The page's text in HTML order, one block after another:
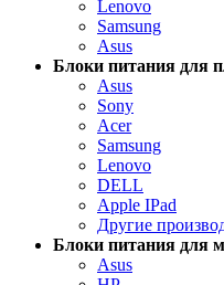
Lenovo
Samsung
Asus
Блоки питания для
Asus
Sony
Acer
Samsung
Lenovo
DELL
Apple IPad
Другие
Блоки питания для
Asus